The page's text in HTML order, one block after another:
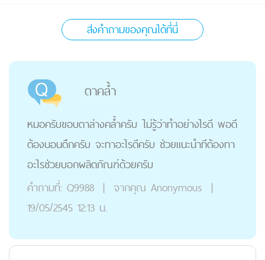
ส่งคำถามของคุณได้ที่นี่
ตาคล้ำ
หมอครับขอบตาล่างคล้ำครับ ไม่รู้ว่าทำอย่างไรดี พอดี
ต้องนอนดึกครับ จะทาอะไรดีครับ ช่วยแนะนำทีต้องทา
อะไรช่วยบอกผลิตภัณฑ์ด้วยครับ
คำถามที่: Q9988 | จากคุณ Anonymous |
19/05/2545 12:13 น.